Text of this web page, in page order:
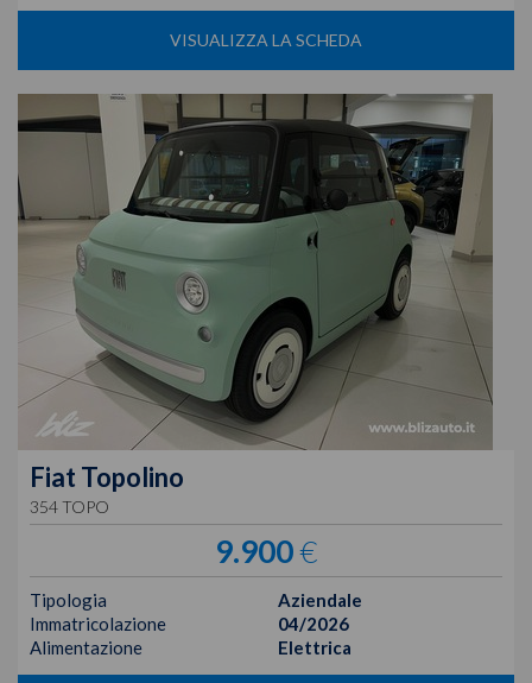
VISUALIZZA LA SCHEDA
Fiat Topolino
354 TOPO
9.900€
Tipologia
Aziendale
Immatricolazione
04/2026
Alimentazione
Elettrica